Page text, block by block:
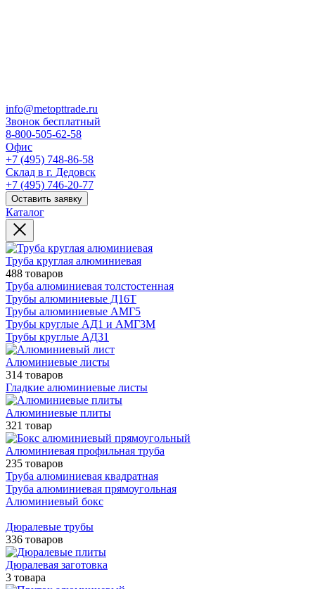
info@metopttrade.ru
Звонок бесплатный
8-800-505-62-58
Офис
+7 (495) 748-86-58
Склад в г. Дедовск
+7 (495) 746-20-77
Оставить заявку
Каталог
Труба круглая алюминиевая
488 товаров
Труба алюминиевая толстостенная
Трубы алюминиевые Д16Т
Трубы алюминиевые АМГ5
Трубы круглые АД1 и АМГ3М
Трубы круглые АД31
Алюминиевые листы
314 товаров
Гладкие алюминиевые листы
Алюминиевые плиты
321 товар
Алюминиевая профильная труба
235 товаров
Труба алюминиевая квадратная
Труба алюминиевая прямоугольная
Алюминиевый бокс
Дюралевые трубы
336 товаров
Дюралевая заготовка
3 товара